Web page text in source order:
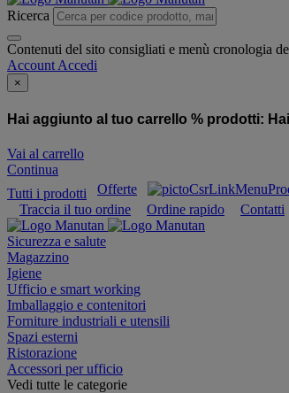
Ricerca
Contenuti del sito consigliati e menù cronologia
Account Accedi
×
Hai aggiunto al tuo carrello % prodotti:
Vai al carrello
Continua
Tutti i prodotti
Offerte
Traccia il tuo ordine
Ordine rapido Contatti
Sicurezza e salute
Magazzino
Igiene
Ufficio e smart working
Imballaggio e contenitori
Forniture industriali e utensili
Spazi esterni
Ristorazione
Accessori per ufficio
Vedi tutte le categorie